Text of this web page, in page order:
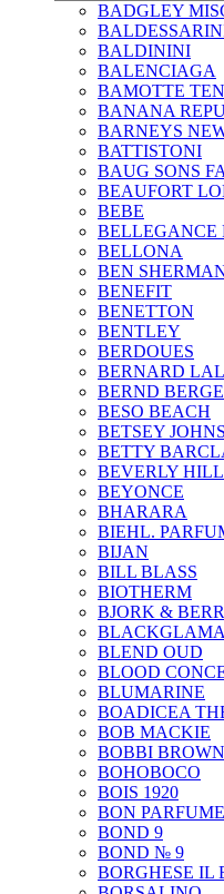
BADGLEY
BALDININI
BALENCIAGA
BAMOTTE
BANANA
BARNEYS
BATTISTONI
BAUG SONS
BEAUFORT
BEBE
BELLEGANCE
BELLONA
BEN
BENEFIT
BENETTON
BENTLEY
BERDOUES
BERNARD
BERND
BESO BEACH
BETSEY
BETTY
BEVERLY
BEYONCE
BHARARA
BIEHL.
BIJAN
BILL BLASS
BIOTHERM
BJORK &
BLACKGLAMA
BLEND OUD
BLOOD
BLUMARINE
BOADICEA
BOB MACKIE
BOBBI BROWN
BOHOBOCO
BOIS 1920
BON
BOND 9
BOND № 9
BORGHESE IL